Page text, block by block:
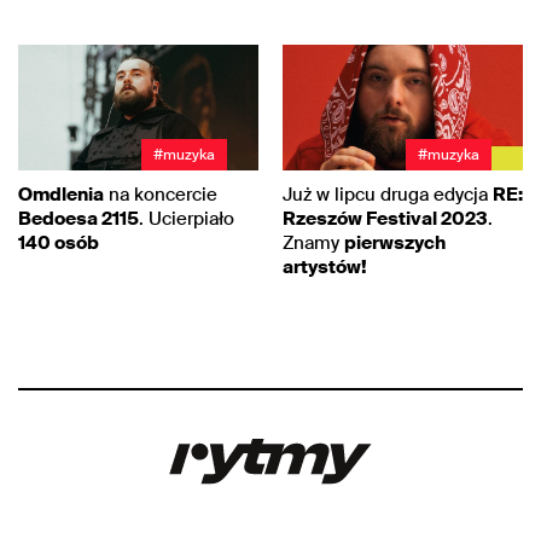
#muzyka
Omdlenia na koncercie
Bedoesa 2115. Ucierpiało
140 osób
#muzyka
Już w lipcu druga edycja RE:
Rzeszów Festival 2023.
Znamy pierwszych
artystów!